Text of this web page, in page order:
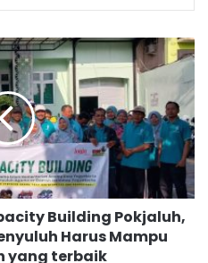
Building Pokjaluh,
Harus Mampu
yang terbaik